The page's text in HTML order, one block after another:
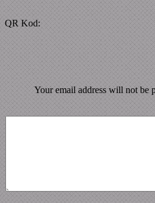
QR Kod:
Your email address will not be